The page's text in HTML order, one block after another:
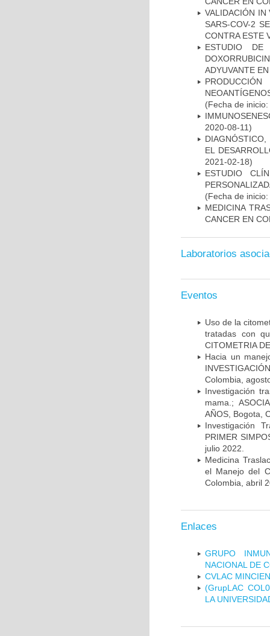
VALIDACIÓN IN
SARS-COV-2
CONTRA ESTE
ESTUDIO DE
ADYUVANTE
(Fecha de
2020-08-11)
EL
2021-02-18)
ESTUDIO
(Fecha de
MEDICINA
CANCER EN
Laboratorios
Eventos
Uso de la
tratadas con
CITOMETRIA
Hacia un
Colombia,
Investigación
mama.;
AÑOS, Bogota,
Investigación
PRIMER
julio 2022.
Medicina
el Manejo del
Colombia, abril
Enlaces
GRUPO
NACIONAL DE
CVLAC
(GrupLAC
LA